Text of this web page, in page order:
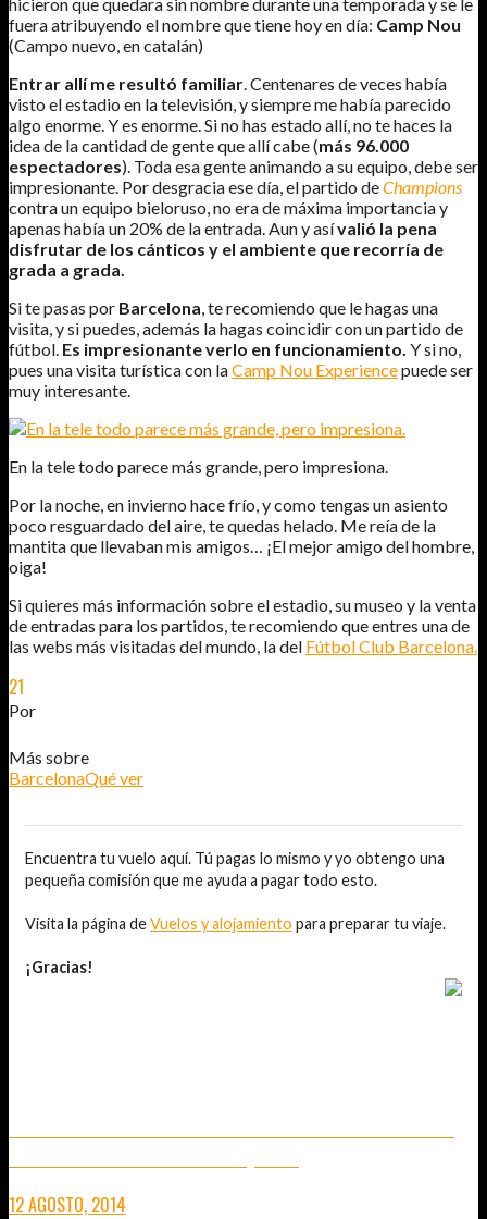
fuera atribuyendo el nombre que tiene hoy en día: Camp Nou
(Campo nuevo, en catalán)
Entrar allí me resultó familiar. Centenares de veces había
visto el estadio en la televisión, y siempre me había parecido
algo enorme. Y es enorme. Si no has estado allí, no te haces la
idea de la cantidad de gente que allí cabe (más 96.000
espectadores). Toda esa gente animando a su equipo, debe ser
impresionante. Por desgracia ese día, el partido deChampions
contra un equipo bieloruso, no era de máxima importancia y
apenas había un 20% de la entrada. Aun y asívalió la pena
disfrutar de los cánticos y el ambiente que recorría de
grada a grada.
Si te pasas por Barcelona, te recomiendo que le hagas una
visita, y si puedes, además la hagas coincidir con un partido de
fútbol. Es impresionante verlo en funcionamiento. Y si no,
pues una visita turística con laCamp Nou Experiencepuede ser
muy interesante.
En la tele todo parece más grande, pero impresiona.
Por la noche, en invierno hace frío, y como tengas un asiento
poco resguardado del aire, te quedas helado. Me reía de la
mantita que llevaban mis amigos… ¡El mejor amigo del hombre,
oiga!
Si quieres más información sobre el estadio, su museo y la venta
de entradas para los partidos, te recomiendo que entres una de
las webs más visitadas del mundo, la del Fútbol Club Barcelona.
21
Por
Más sobre
BarcelonaQué ver
Encuentra tu vuelo aquí. Tú pagas lo mismo y yo obtengo una
pequeña comisión que me ayuda a pagar todo esto.
Visita la página deVuelos y alojamiento para preparar tu viaje.
¡Gracias!
12 AGOSTO, 2014